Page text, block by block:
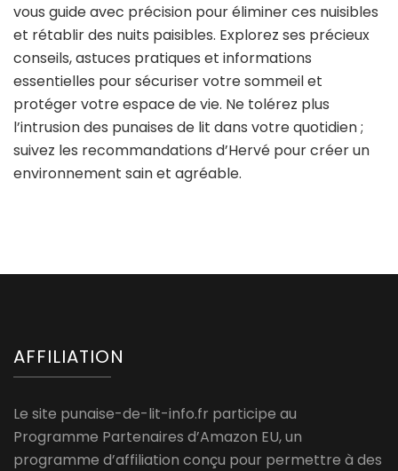
vous guide avec précision pour éliminer ces nuisibles
et rétablir des nuits paisibles. Explorez ses précieux
conseils, astuces pratiques et informations
essentielles pour sécuriser votre sommeil et
protéger votre espace de vie. Ne tolérez plus
l’intrusion des punaises de lit dans votre quotidien ;
suivez les recommandations d’Hervé pour créer un
environnement sain et agréable.
AFFILIATION
Le site punaise-de-lit-info.fr participe au
Programme Partenaires d’Amazon EU, un
programme d’affiliation conçu pour permettre à des